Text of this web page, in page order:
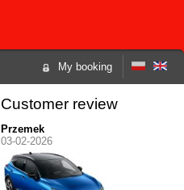
My booking
Customer review
Przemek
03-02-2026